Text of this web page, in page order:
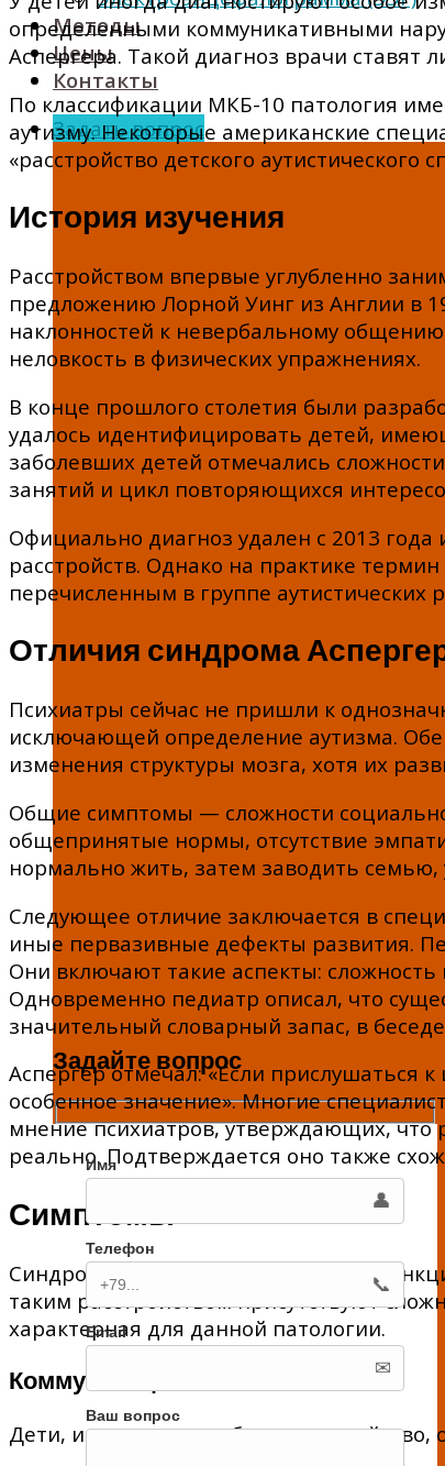
Методы
Цены
Контакты
Задать вопрос
Задайте вопрос
Имя
Телефон
Email
Ваш вопрос
определенными коммуникативными
Аспергера. Такой диагноз врачи ставят
По классификации МКБ-10 патология
аутизму. Некоторые американские
«расстройство детского
История изучения
Расстройством впервые углубленно
предложению Лорной Уинг из Англии в
наклонностей к невербальному
неловкость в физических упражнениях.
В конце прошлого столетия были
удалось идентифицировать детей,
заболевших детей отмечались
занятий и цикл повторяющихся
Официально диагноз удален с 2013 года
расстройств. Однако на практике
перечисленным в группе аутистических
Отличия синдрома
Психиатры сейчас не пришли к
исключающей определение аутизма. Обе
изменения структуры мозга, хотя их
Общие симптомы — сложности
общепринятые нормы, отсутствие
нормально жить, затем заводить семью,
Следующее отличие заключается в
иные первазивные дефекты развития.
Они включают такие аспекты: сложность
Одновременно педиатр описал, что
значительный словарный запас, в
Аспергер отмечал: «Если прислушаться
особенное значение». Многие
мнение психиатров, утверждающих,
реально. Подтверждается оно также
Симптомы
Синдром Аспергера — скрытая
таким расстройством присутствуют
характерная для данной патологии.
Коммуникация
Дети, имеющие подобное расстройство,